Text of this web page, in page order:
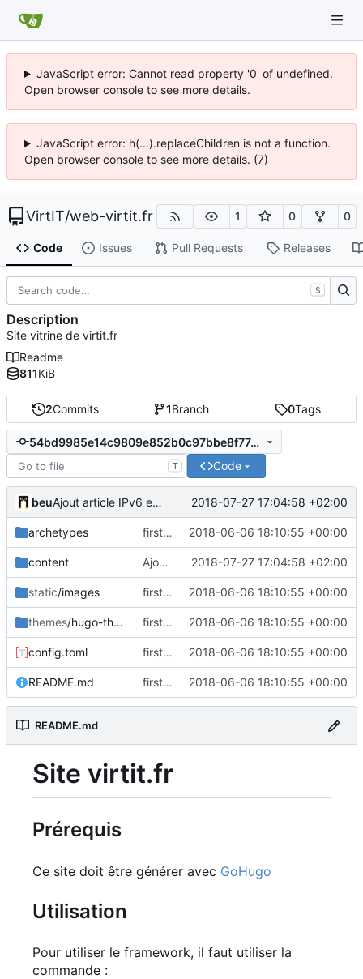
JavaScript error: Cannot read property '0' of undefined.
Open browser console to see more details.
JavaScript error: h(...).replaceChildren is not a function.
Open browser console to see more details. (7)
VirtIT/web-virtit.fr 1 0 0
Code Issues Pull Requests Releases
2Commits 1Branch 0Tags
54bd9985e14c9809e852b0c97bbe8f77e1fff596
T Code
beu Ajout article IPv6 et correction double titre 2018-07-27 17:04:58 +02:00
archetypes first release 2018-06-06 18:10:55 +00:00
content Ajout article IPv6 et correction double titre 2018-07-27 17:04:58 +02:00
static/images first release 2018-06-06 18:10:55 +00:00
themes/hugo-theme-nix first release 2018-06-06 18:10:55 +00:00
config.toml first release 2018-06-06 18:10:55 +00:00
README.md first release 2018-06-06 18:10:55 +00:00
README.md
Site virtit.fr
Prérequis
Ce site doit être générer avec GoHugo
Utilisation
Pour utiliser le framework, il faut utiliser la
commande :
S
Description
Site vitrine de virtit.fr
Readme
811KiB